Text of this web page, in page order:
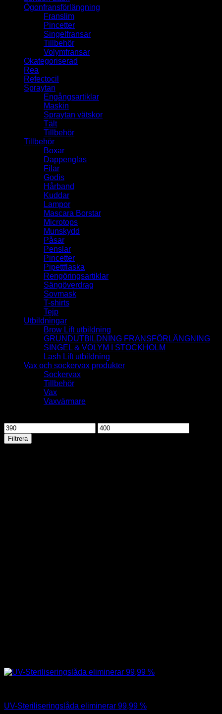
Ögonfransförlängning
Franslim
Pincetter
Singelfransar
Tillbehör
Volymfransar
Okategoriserad
Rea
Refectocil
Spraytan
Engångsartiklar
Maskin
Spraytan vätskor
Tält
Tillbehör
Tillbehör
Boxar
Dappenglas
Filar
Godis
Hårband
Kuddar
Lampor
Mascara Borstar
Microtops
Munskydd
Påsar
Penslar
Pincetter
Pipettflaska
Rengöringsartiklar
Sängöverdrag
Sovmask
T-shirts
Tejp
Utbildningar
Brow Lift utbildning
GRUNDUTBILDNING FRANSFÖRLÄNGNING
SINGEL & VOLYM I STOCKHOLM
Lash Lift utbildning
Vax och sockervax produkter
Sockervax
Tillbehör
Vax
Vaxvärmare
Min
pris
Max
pris
Filtrera
UV-Steriliseringslåda eliminerar 99,99 %